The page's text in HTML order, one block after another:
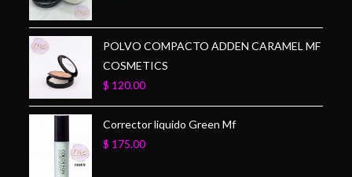
POLVO COMPACTO ADDEN CARAMEL MF
COSMETICS
$ 120.00
Corrector liquido Green Mf
$ 175.00